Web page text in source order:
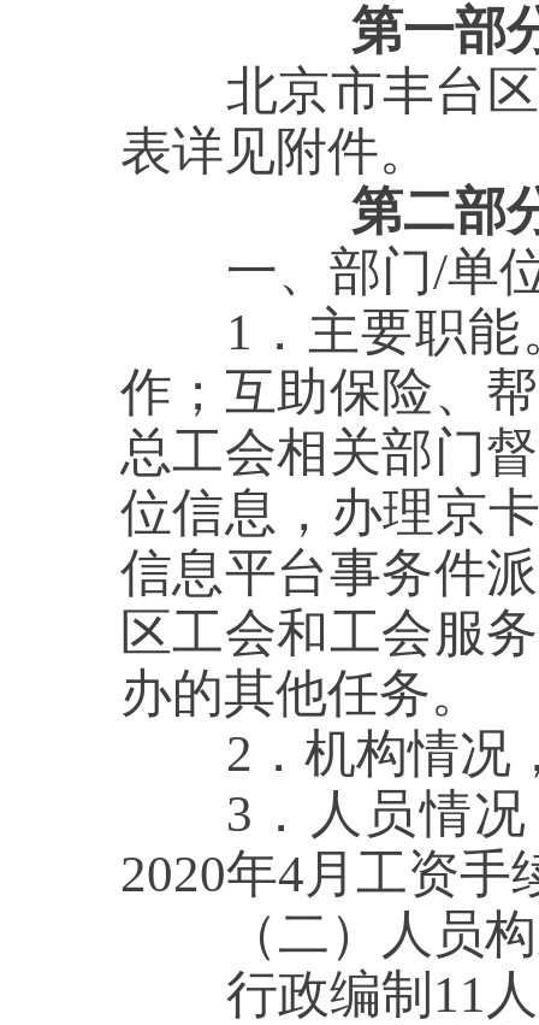
第一部
北京市丰台区
表详见附件。
第二部
一、部门/单
1．主要职能
作；互助保险、
总工会相关部门
位信息，办理京
信息平台事务件
区工会和工会服
办的其他任务。
2．机构情况
3．人员情况
2020年4月工资手
（二）人员构
行政编制 11